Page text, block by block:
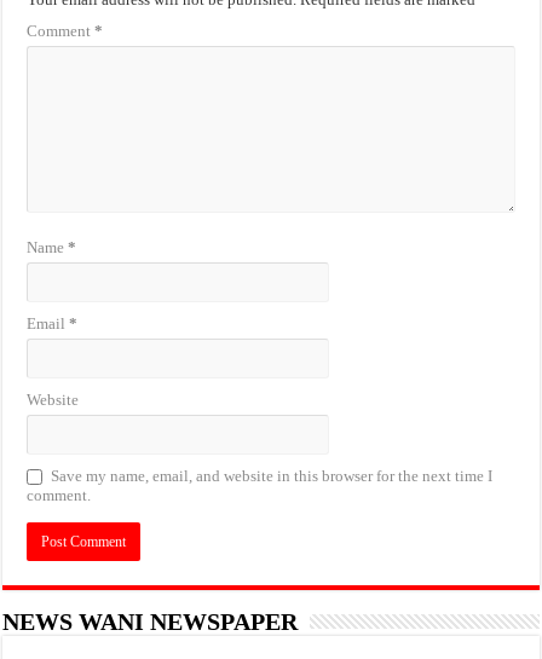
Comment*
Name*
Email*
Website
Save my name, email, and website in this browser for the next time I
comment.
NEWS WANI NEWSPAPER